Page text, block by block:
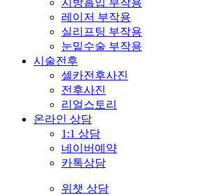
지방흡입 부작용
레이저 부작용
실리프팅 부작용
눈밑수술 부작용
시술전후
셀카전후사진
전후사진
리얼스토리
온라인 상담
1:1 상담
네이버예약
카톡상담
위챗 상담